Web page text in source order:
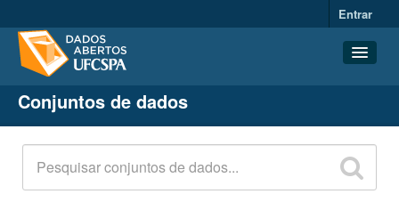
Entrar
Conjuntos de dados
Organizações
Grupos
Sobre
Conjuntos de dados